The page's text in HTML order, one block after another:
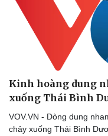
Kinh hoàng dung
xuống Thái Bình
VOV.VN - Dòng dung
chảy xuống Thái Bình